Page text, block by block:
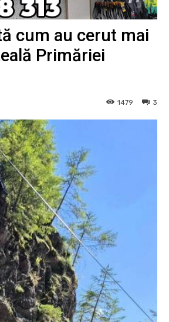
cum au cerut mai
Primăriei
3
1479